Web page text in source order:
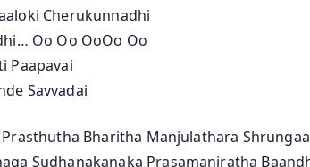
Cherukunnadhi
Oo Oo OoOo Oo
Paapavai
Savvadai
Bharitha Manjulathara
Sudhanakanaka Prasamaniratha